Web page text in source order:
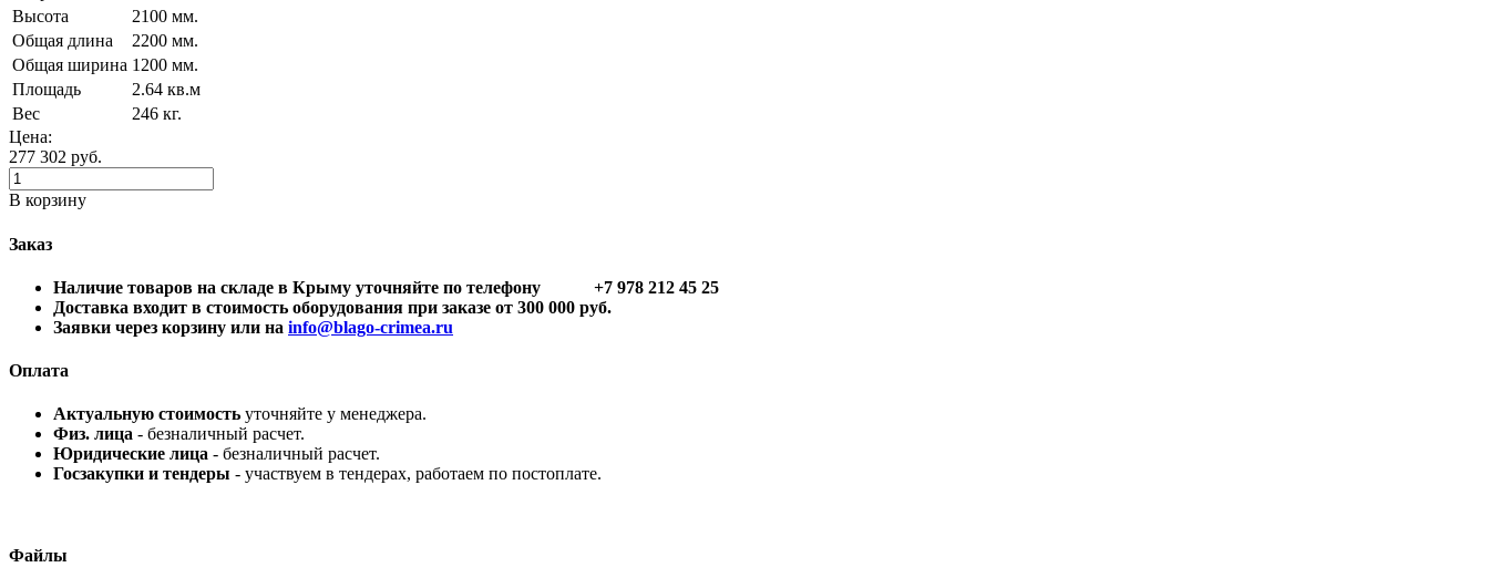
Высота
2100 мм.
Общая длина
2200 мм.
Общая ширина 1200 мм.
Площадь
2.64 кв.м
Вес
246 кг.
Цена:
277 302 руб.
В корзину
Заказ
Наличие товаров на складе в Крыму уточняйте по телефону +7 978 212 45 25
Доставка входит в стоимость оборудования при заказе от 300 000 руб.
Заявки через корзину или на info@blago-crimea.ru
Оплата
Актуальную стоимость уточняйте у менеджера.
Физ. лица - безналичный расчет.
Юридические лица - безналичный расчет.
Госзакупки и тендеры - участвуем в тендерах, работаем по постоплате.
Файлы